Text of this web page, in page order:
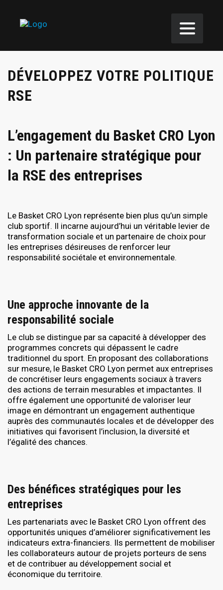
DÉVELOPPEZ VOTRE POLITIQUE
RSE
L’engagement du Basket CRO Lyon
: Un partenaire stratégique pour
la RSE des entreprises
Le Basket CRO Lyon représente bien plus qu’un simple
club sportif. Il incarne aujourd’hui un véritable levier de
transformation sociale et un partenaire de choix pour
les entreprises désireuses de renforcer leur
responsabilité sociétale et environnementale.
Une approche innovante de la
responsabilité sociale
Le club se distingue par sa capacité à développer des
programmes concrets qui dépassent le cadre
traditionnel du sport. En proposant des collaborations
sur mesure, le Basket CRO Lyon permet aux entreprises
de concrétiser leurs engagements sociaux à travers
des actions de terrain mesurables et impactantes. Il
offre également une opportunité de valoriser leur
image en démontrant un engagement authentique
auprès des communautés locales et de développer des
initiatives qui favorisent l’inclusion, la diversité et
l’égalité des chances.
Des bénéfices stratégiques pour les
entreprises
Les partenariats avec le Basket CRO Lyon offrent des
opportunités uniques d’améliorer significativement les
indicateurs extra-financiers. Ils permettent de mobiliser
les collaborateurs autour de projets porteurs de sens
et de contribuer au développement social et
économique du territoire.